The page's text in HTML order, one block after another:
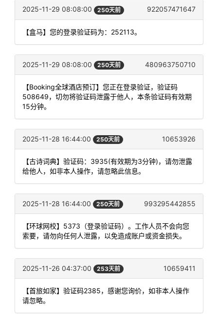
2025-11-29 08:08:00 250天前 922057471647
【盒马】您的登录验证码为：252113。
2025-11-29 08:08:00 250天前 480963750710
【Booking全球酒店预订】您正在登录验证，验证码
508649，切勿将验证码泄露于他人，本条验证码有效期
15分钟。
2025-11-28 16:44:00 250天前 10653926
【古诗词典】验证码：3935(有效期为3分钟)，请勿泄露
给他人，如非本人操作，请忽略此信息。
2025-11-28 16:44:00 250天前 993295442855
【环球网校】5373（登录验证码）。工作人员不会向您
索要，请勿向任何人泄露，以免造成账户或资金损失。
2025-11-26 04:37:00 253天前 10659411
【首旅如家】验证码2385，感谢您询价，如非本人操作
请忽略。